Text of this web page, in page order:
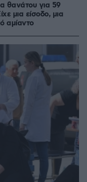
θανάτου για 59
μια είσοδο, μια
αμίαντο